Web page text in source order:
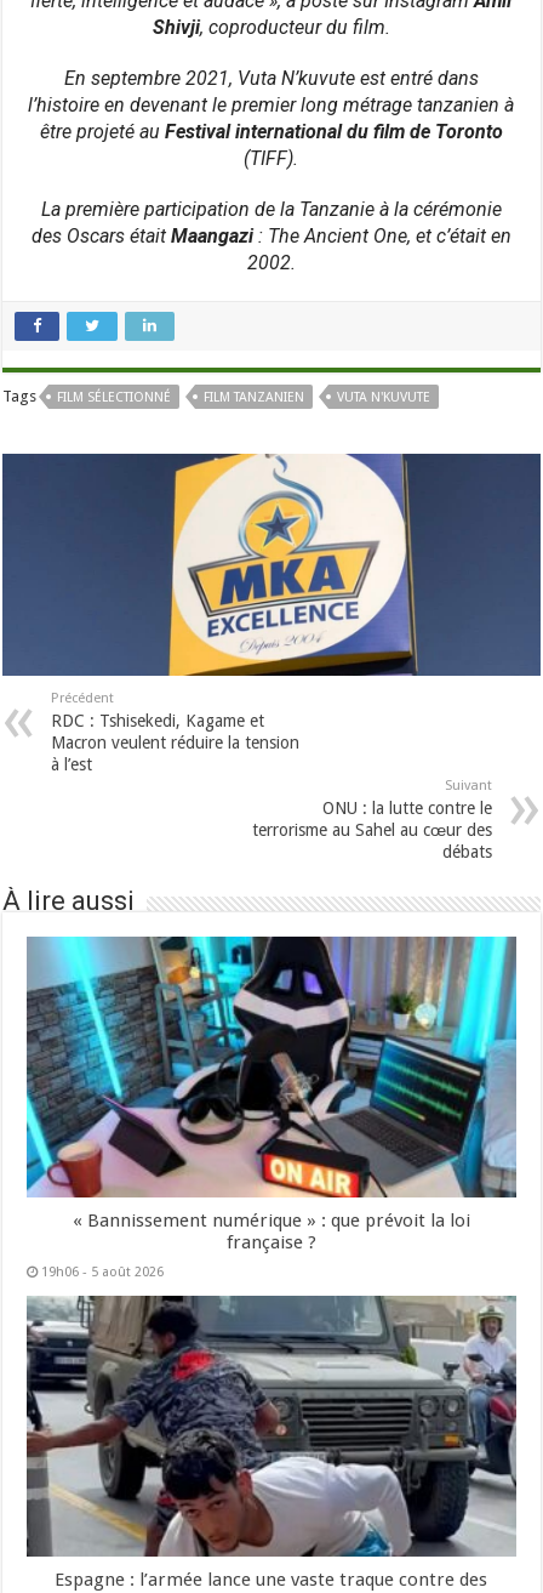
Shivji, coproducteur du film.
En septembre 2021, Vuta N’kuvute est entré dans
l’histoire en devenant le premier long métrage tanzanien à
être projeté au Festival international du film de Toronto
(TIFF).
La première participation de la Tanzanie à la cérémonie
des Oscars était Maangazi: The Ancient One, et c’était en
2002.
Tags FILM SÉLECTIONNÉ FILM TANZANIEN VUTA N'KUVUTE
Précédent
RDC : Tshisekedi, Kagame et
Macron veulent réduire la tension
à l’est
Suivant
ONU : la lutte contre le
terrorisme au Sahel au cœur des
débats
À lire aussi
« Bannissement numérique » : que prévoit la loi
française ?
19h06 - 5 août 2026
Espagne : l’armée lance une vaste traque contre des